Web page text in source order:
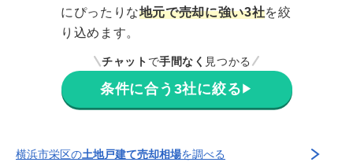
にぴったりな地元で売却に強い3社を絞
り込めます。
チャット で手間なく 見つかる
条件に合う3社に絞る ▶
横浜市栄区の土地戸建て売却相場を調べる